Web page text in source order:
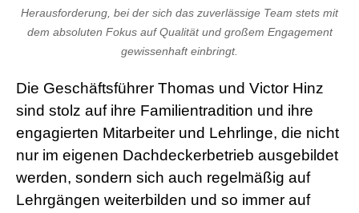
Herausforderung, bei der sich das zuverlässige Team stets mit
dem absoluten Fokus auf Qualität und großem Engagement
gewissenhaft einbringt.
Die Geschäftsführer Thomas und Victor Hinz
sind stolz auf ihre Familientradition und ihre
engagierten Mitarbeiter und Lehrlinge, die nicht
nur im eigenen Dachdeckerbetrieb ausgebildet
werden, sondern sich auch regelmäßig auf
Lehrgängen weiterbilden und so immer auf